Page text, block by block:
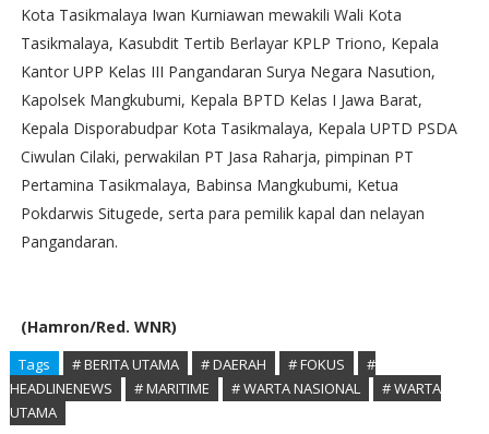
Kota Tasikmalaya Iwan Kurniawan mewakili Wali Kota
Tasikmalaya, Kasubdit Tertib Berlayar KPLP Triono, Kepala
Kantor UPP Kelas III Pangandaran Surya Negara Nasution,
Kapolsek Mangkubumi, Kepala BPTD Kelas I Jawa Barat,
Kepala Disporabudpar Kota Tasikmalaya, Kepala UPTD PSDA
Ciwulan Cilaki, perwakilan PT Jasa Raharja, pimpinan PT
Pertamina Tasikmalaya, Babinsa Mangkubumi, Ketua
Pokdarwis Situgede, serta para pemilik kapal dan nelayan
Pangandaran.
(Hamron/Red. WNR)
Tags # BERITA UTAMA # DAERAH # FOKUS
#
HEADLINENEWS
# MARITIME # WARTA NASIONAL
# WARTA
UTAMA